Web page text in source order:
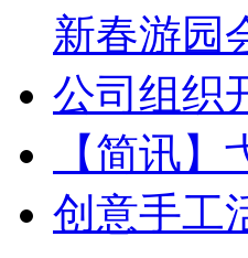
新春游园
公司组织
【简讯
创意手工